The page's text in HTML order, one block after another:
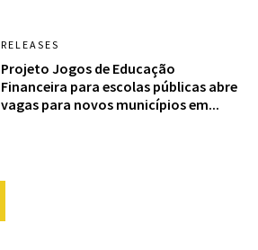
RELEASES
Projeto Jogos de Educação
Financeira para escolas públicas abre
vagas para novos municípios em...